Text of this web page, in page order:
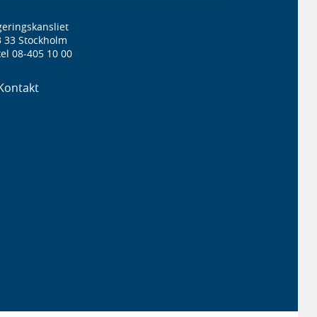
33 Stockholm
08-405 10 00